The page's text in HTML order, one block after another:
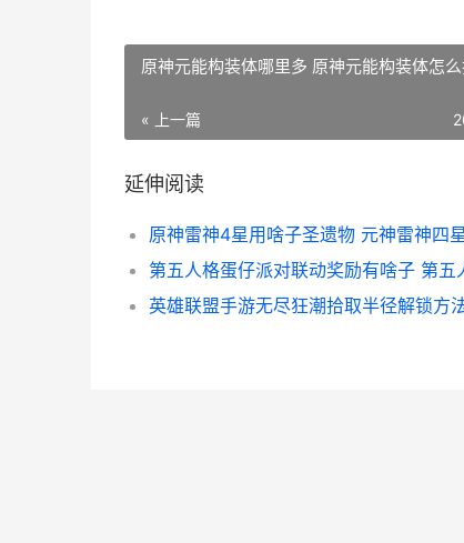
原神元能构装体哪里多 原神元能构装体怎
« 上一篇
延伸阅读
英雄联盟手游无尽狂潮拾取半径解锁方